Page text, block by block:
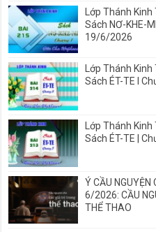
Lớp Thánh Kinh
Sách NƠ-KHE-
19/6/2026
Lớp Thánh Kinh
Sách ÉT-TE I
Lớp Thánh
Sách ÉT-TE |
Ý CẦU
6/2026: CẦU
THỂ THAO